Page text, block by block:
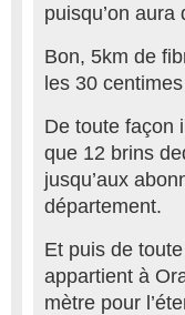
puisqu’on
Bon, 5km de
les 30
De toute façon
que 12 brins
jusqu’aux
département.
Et puis de
appartient à
mètre pour